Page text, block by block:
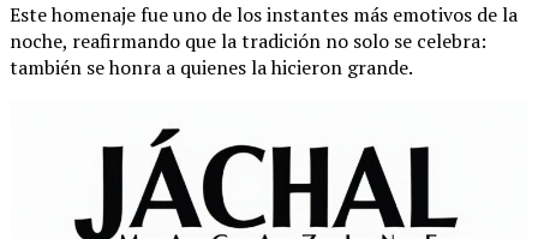
Este homenaje fue uno de los instantes más emotivos de la
noche, reafirmando que la tradición no solo se celebra:
también se honra a quienes la hicieron grande.